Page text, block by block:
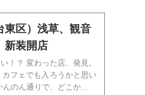
東区）浅草、観音
新装開店
！？ 変わった店、発見。
・ 非常事態宣言下、浅草 閉店 早い。 かんのん通りで、どこか...